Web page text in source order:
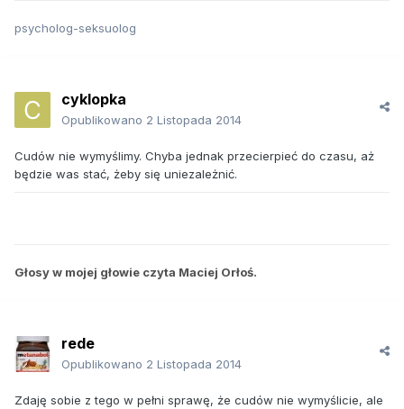
psycholog-seksuolog
cyklopka
Opublikowano 2 Listopada 2014
Cudów nie wymyślimy. Chyba jednak przecierpieć do czasu, aż
będzie was stać, żeby się uniezależnić.
Głosy w mojej głowie czyta Maciej Orłoś.
rede
Opublikowano 2 Listopada 2014
Zdaję sobie z tego w pełni sprawę, że cudów nie wymyślicie, ale